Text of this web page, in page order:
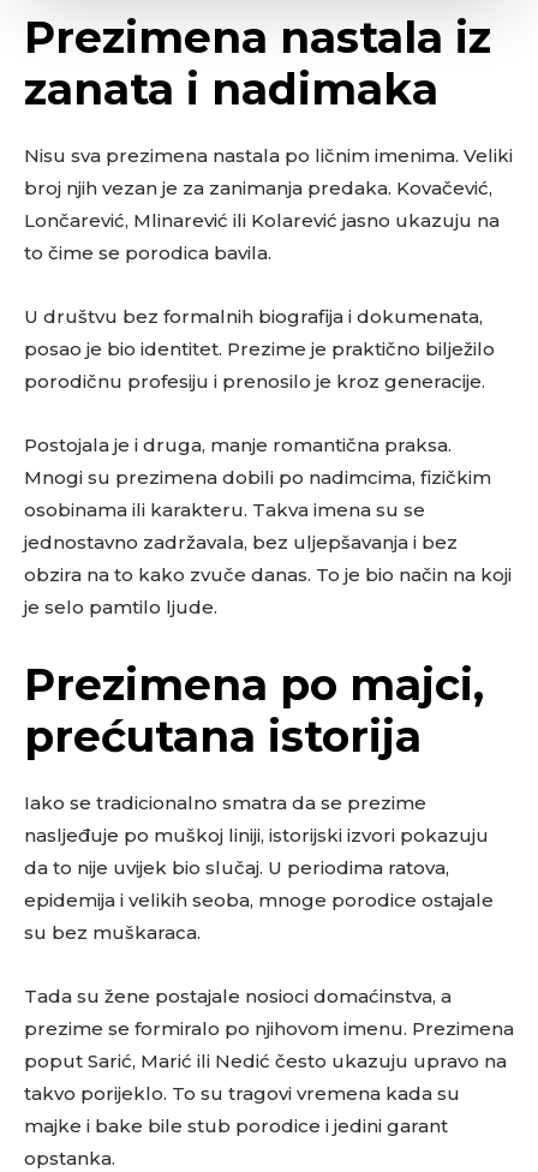
Prezimena nastala iz
zanata i nadimaka
Nisu sva prezimena nastala po ličnim imenima. Veliki
broj njih vezan je za zanimanja predaka. Kovačević,
Lončarević, Mlinarević ili Kolarević jasno ukazuju na
to čime se porodica bavila.
U društvu bez formalnih biografija i dokumenata,
posao je bio identitet. Prezime je praktično bilježilo
porodičnu profesiju i prenosilo je kroz generacije.
Postojala je i druga, manje romantična praksa.
Mnogi su prezimena dobili po nadimcima, fizičkim
osobinama ili karakteru. Takva imena su se
jednostavno zadržavala, bez uljepšavanja i bez
obzira na to kako zvuče danas. To je bio način na koji
je selo pamtilo ljude.
Prezimena po majci,
prećutana istorija
Iako se tradicionalno smatra da se prezime
nasljeđuje po muškoj liniji, istorijski izvori pokazuju
da to nije uvijek bio slučaj. U periodima ratova,
epidemija i velikih seoba, mnoge porodice ostajale
su bez muškaraca.
Tada su žene postajale nosioci domaćinstva, a
prezime se formiralo po njihovom imenu. Prezimena
poput Sarić, Marić ili Nedić često ukazuju upravo na
takvo porijeklo. To su tragovi vremena kada su
majke i bake bile stub porodice i jedini garant
opstanka.